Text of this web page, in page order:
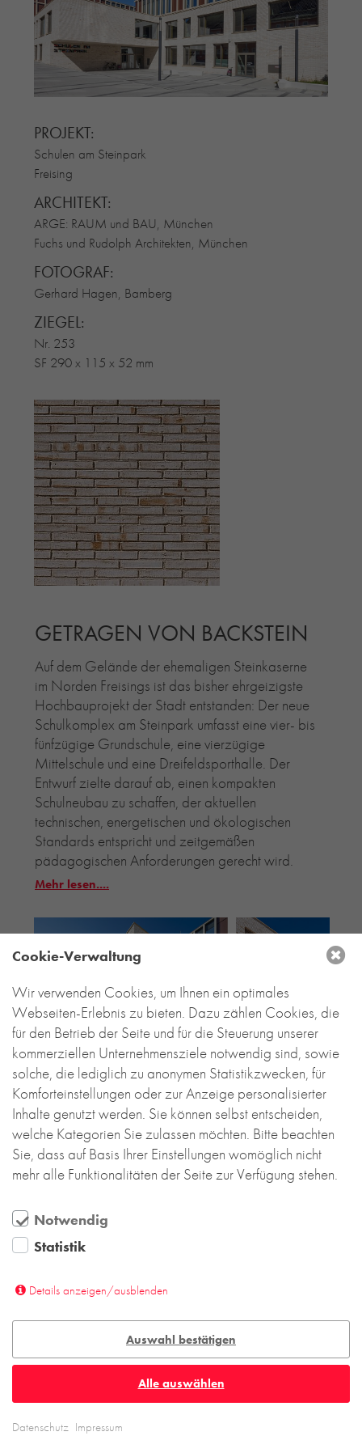
RE-USE-ZIEGEL
GLASUR-ZIEGEL
RE-USE-MÖRTEL
FASSADENPLANUNG (SCHWEIZ)
ÜBER UNS
BLOG
PROJEKT:
Schulen am Steinpark
Freising
ARCHITEKT:
ARGE: RAUM und BAU, München
Fuchs und Rudolph Architekten, München
FOTOGRAF:
Gerhard Hagen, Bamberg
ZIEGEL:
Nr. 253
SF 290 x 115 x 52 mm
GETRAGEN VON BACKSTEIN
Auf dem Gelände der ehemaligen Steinkaserne
im Norden Freisings ist das bisher ehrgeizigste
Hochbauprojekt der Stadt entstanden: Der neue
Schulkomplex am Steinpark umfasst eine vier- bis
fünfzügige Grundschule, eine vierzügige
Mittelschule und eine Dreifeldsporthalle. Der
Entwurf zielte darauf ab, einen kompakten
Schulneubau zu schaffen, der aktuellen
technischen, energetischen und ökologischen
Standards entspricht und zeitgemäßen
pädagogischen Anforderungen gerecht wird.
Mehr lesen....
Cookie-Verwaltung
Wir verwenden Cookies, um Ihnen ein optimales
Webseiten-Erlebnis zu bieten. Dazu zählen Cookies, die
für den Betrieb der Seite und für die Steuerung unserer
kommerziellen Unternehmensziele notwendig sind, sowie
solche, die lediglich zu anonymen Statistikzwecken, für
Komforteinstellungen oder zur Anzeige personalisierter
Inhalte genutzt werden. Sie können selbst entscheiden,
welche Kategorien Sie zulassen möchten. Bitte beachten
Sie, dass auf Basis Ihrer Einstellungen womöglich nicht
mehr alle Funktionalitäten der Seite zur Verfügung stehen.
Notwendig
Statistik
Details anzeigen/ausblenden
Auswahl bestätigen
Alle auswählen
Datenschutz Impressum